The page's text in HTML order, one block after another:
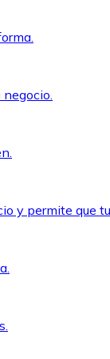
y permite que